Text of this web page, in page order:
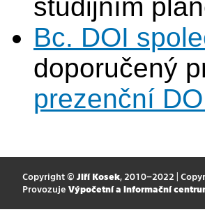
studijním
Bc. DOI
doporučený
prezenční
Copyright © Jiří Kosek, 2010–2022 |
Provozuje Výpočetní a informační